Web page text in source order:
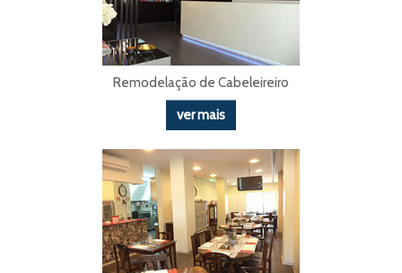
Remodelação de Cabeleireiro
ver mais